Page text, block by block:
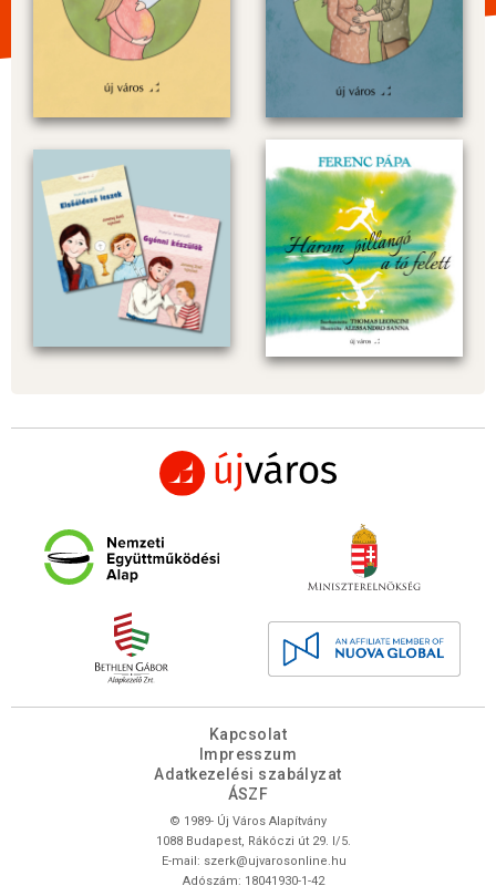
Kapcsolat
Impresszum
Adatkezelési szabályzat
ÁSZF
© 1989- Új Város Alapítvány
1088 Budapest, Rákóczi út 29. I/5.
E-mail: szerk@ujvarosonline.hu
Adószám: 18041930-1-42